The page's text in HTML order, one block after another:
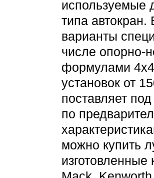
используемые
типа
варианты
числе опорно-
формулами
установок от
поставляет
по
можно купить